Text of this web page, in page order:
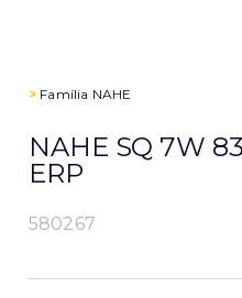
> Família NAHE
NAHE SQ 7W
ERP
580267